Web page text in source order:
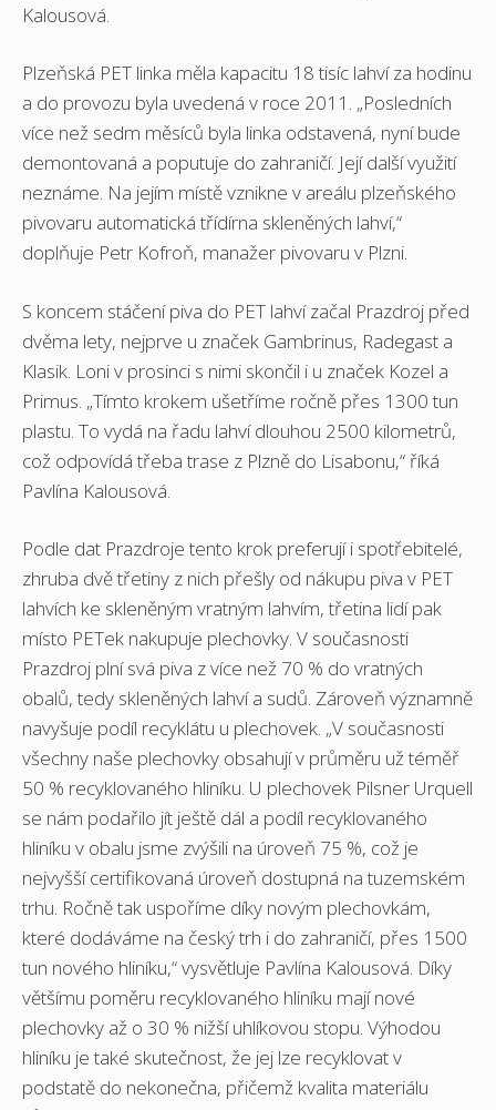
Kalousová.
Plzeňská PET linka měla kapacitu 18 tisíc lahví za hodinu
a do provozu byla uvedená v roce 2011. „Posledních
více než sedm měsíců byla linka odstavená, nyní bude
demontovaná a poputuje do zahraničí. Její další využití
neznáme. Na jejím místě vznikne v areálu plzeňského
pivovaru automatická třídírna skleněných lahví,“
doplňuje Petr Kofroň, manažer pivovaru v Plzni.
S koncem stáčení piva do PET lahví začal Prazdroj před
dvěma lety, nejprve u značek Gambrinus, Radegast a
Klasik. Loni v prosinci s nimi skončil i u značek Kozel a
Primus. „Tímto krokem ušetříme ročně přes 1300 tun
plastu. To vydá na řadu lahví dlouhou 2500 kilometrů,
což odpovídá třeba trase z Plzně do Lisabonu,“ říká
Pavlína Kalousová.
Podle dat Prazdroje tento krok preferují i spotřebitelé,
zhruba dvě třetiny z nich přešly od nákupu piva v PET
lahvích ke skleněným vratným lahvím, třetina lidí pak
místo PETek nakupuje plechovky. V současnosti
Prazdroj plní svá piva z více než 70 % do vratných
obalů, tedy skleněných lahví a sudů. Zároveň významně
navyšuje podíl recyklátu u plechovek. „V současnosti
všechny naše plechovky obsahují v průměru už téměř
50 % recyklovaného hliníku. U plechovek Pilsner Urquell
se nám podařilo jít ještě dál a podíl recyklovaného
hliníku v obalu jsme zvýšili na úroveň 75 %, což je
nejvyšší certifikovaná úroveň dostupná na tuzemském
trhu. Ročně tak uspoříme díky novým plechovkám,
které dodáváme na český trh i do zahraničí, přes 1500
tun nového hliníku,“ vysvětluje Pavlína Kalousová. Díky
většímu poměru recyklovaného hliníku mají nové
plechovky až o 30 % nižší uhlíkovou stopu. Výhodou
hliníku je také skutečnost, že jej lze recyklovat v
podstatě do nekonečna, přičemž kvalita materiálu